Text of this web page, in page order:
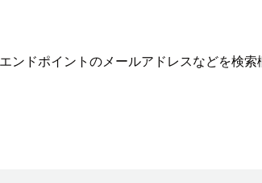
ドポイントのメールアドレスなどを検索